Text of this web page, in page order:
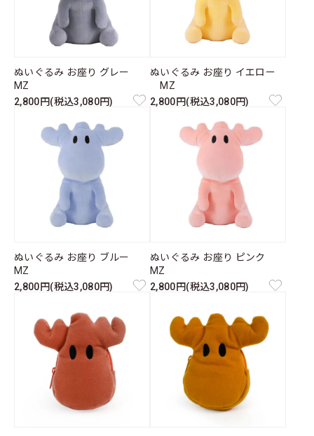
ぬいぐるみ お座り グレー
MZ
2,800円(税込3,080円)
ぬいぐるみ お座り イエロー
MZ
2,800円(税込3,080円)
ぬいぐるみ お座り ブルー
MZ
2,800円(税込3,080円)
ぬいぐるみ お座り ピンク
MZ
2,800円(税込3,080円)